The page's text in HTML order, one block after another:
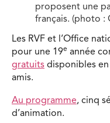
proposent une
français. (photo :
Les RVF et l’Office
pour une 19e année
gratuits disponibles
amis.
Au programme, cinq
d’animation.